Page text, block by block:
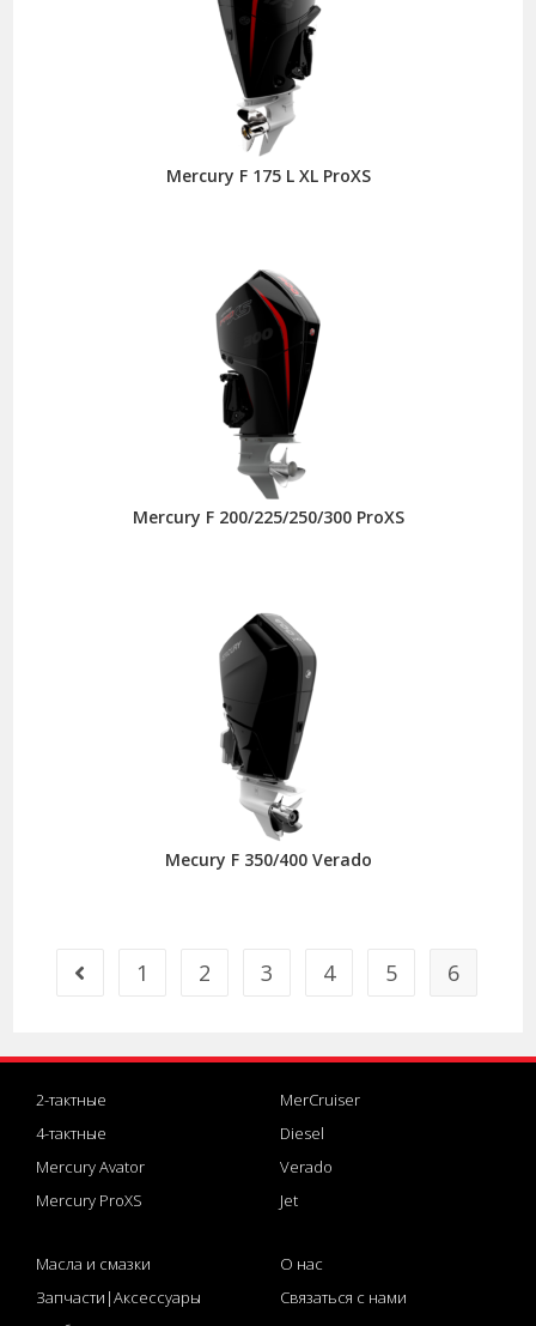
Mercury F 175 L XL ProXS
Mercury F 200/225/250/300 ProXS
Mecury F 350/400 Verado
1 2 3 4 5 6
2-тактные
4-тактные
Mercury Avator
Mercury ProXS
MerCruiser
Diesel
Verado
Jet
Масла и смазки
Запчасти|Аксессуары
О нас
Связаться с нами